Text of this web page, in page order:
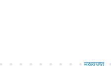
मुख्यपृष्ठ